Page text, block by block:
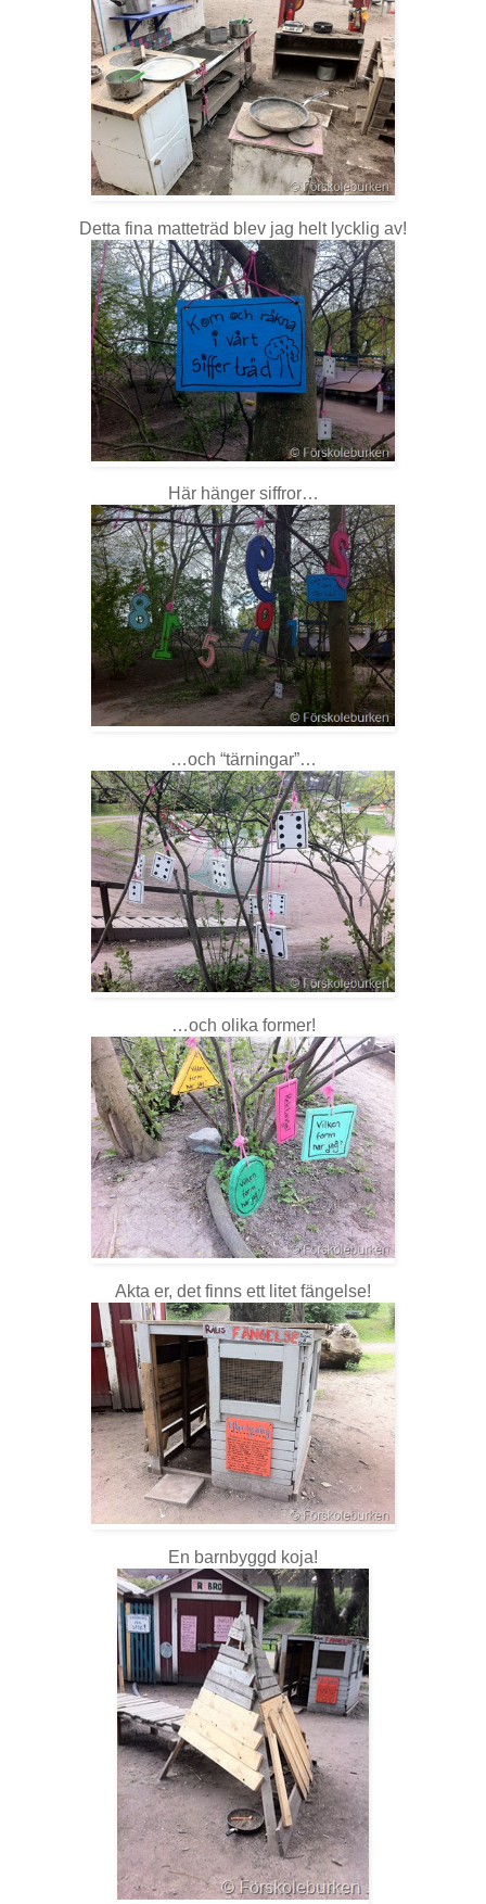
Detta fina matteträd blev jag helt lycklig av!
Här hänger siffror…
…och “tärningar”…
…och olika former!
Akta er, det finns ett litet fängelse!
En barnbyggd koja!